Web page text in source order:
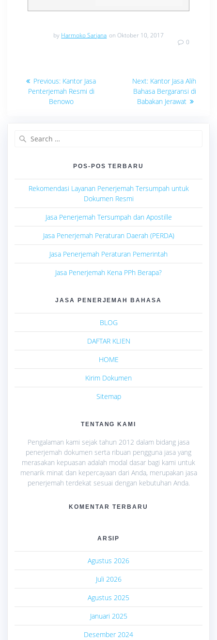
by Harmoko Sarjana on Oktober 10, 2017
0
Navigasi
pos
Previous: Previous
post:
Kantor Jasa
Penterjemah Resmi di
Benowo
Next: Next
post:
Kantor Jasa Alih
Bahasa Bergaransi di
Babakan Jerawat
POS-POS TERBARU
Rekomendasi Layanan Penerjemah Tersumpah untuk
Dokumen Resmi
Jasa Penerjemah Tersumpah dan Apostille
Jasa Penerjemah Peraturan Daerah (PERDA)
Jasa Penerjemah Peraturan Pemerintah
Jasa Penerjemah Kena PPh Berapa?
JASA PENERJEMAH BAHASA
BLOG
DAFTAR KLIEN
HOME
Kirim Dokumen
Sitemap
TENTANG KAMI
Pengalaman kami sejak tahun 2012 dalam bidang jasa
penerjemah dokumen serta ribuan pengguna jasa yang
merasakan kepuasan adalah modal dasar bagi kami untuk
menarik minat dan kepercayaan dari Anda, merupakan jasa
penerjemah terdekat sesuai dengan kebutuhan Anda.
KOMENTAR TERBARU
ARSIP
Agustus 2026
Juli 2026
Agustus 2025
Januari 2025
Desember 2024